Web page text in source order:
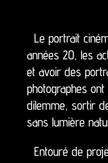
Le portrait
années 20, les
et avoir des
photographes
dilemme, sortir
sans lumière
Entouré de